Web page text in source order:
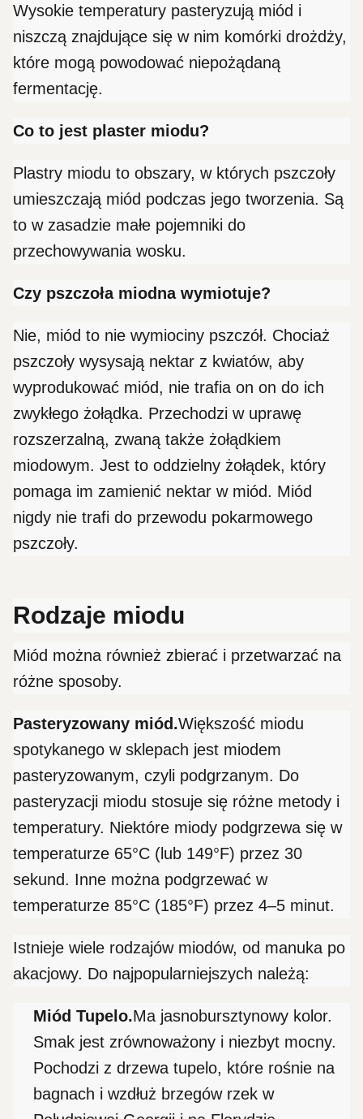
Wysokie temperatury pasteryzują miód i
niszczą znajdujące się w nim komórki drożdży,
które mogą powodować niepożądaną
fermentację.
Co to jest plaster miodu?
Plastry miodu to obszary, w których pszczoły
umieszczają miód podczas jego tworzenia. Są
to w zasadzie małe pojemniki do
przechowywania wosku.
Czy pszczoła miodna wymiotuje?
Nie, miód to nie wymiociny pszczół. Chociaż
pszczoły wysysają nektar z kwiatów, aby
wyprodukować miód, nie trafia on on do ich
zwykłego żołądka. Przechodzi w uprawę
rozszerzalną, zwaną także żołądkiem
miodowym. Jest to oddzielny żołądek, który
pomaga im zamienić nektar w miód. Miód
nigdy nie trafi do przewodu pokarmowego
pszczoły.
Rodzaje miodu
Miód można również zbierać i przetwarzać na
różne sposoby.
Pasteryzowany miód.Większość miodu
spotykanego w sklepach jest miodem
pasteryzowanym, czyli podgrzanym. Do
pasteryzacji miodu stosuje się różne metody i
temperatury. Niektóre miody podgrzewa się w
temperaturze 65°C (lub 149°F) przez 30
sekund. Inne można podgrzewać w
temperaturze 85°C (185°F) przez 4–5 minut.
Istnieje wiele rodzajów miodów, od manuka po
akacjowy. Do najpopularniejszych należą:
Miód Tupelo.Ma jasnobursztynowy kolor.
Smak jest zrównoważony i niezbyt mocny.
Pochodzi z drzewa tupelo, które rośnie na
bagnach i wzdłuż brzegów rzek w